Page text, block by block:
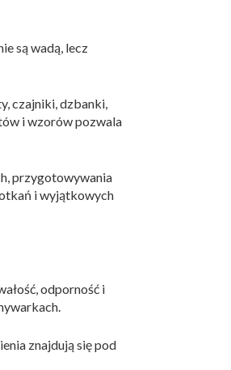
są wadą, lecz
czajniki, dzbanki,
i wzorów pozwala
przygotowywania
i wyjątkowych
odporność i
znajdują się pod